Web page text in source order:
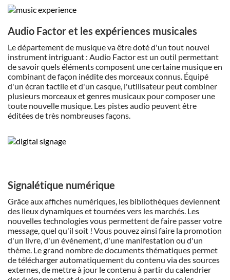
Audio Factor et les expériences musicales
Le département de musique va être doté d'un tout nouvel
instrument intriguant : Audio Factor est un outil permettant
de savoir quels éléments composent une certaine musique en
combinant de façon inédite des morceaux connus. Équipé
d'un écran tactile et d'un casque, l'utilisateur peut combiner
plusieurs morceaux et genres musicaux pour composer une
toute nouvelle musique. Les pistes audio peuvent être
éditées de très nombreuses façons.
Signalétique numérique
Grâce aux affiches numériques, les bibliothèques deviennent
des lieux dynamiques et tournées vers les marchés. Les
nouvelles technologies vous permettent de faire passer votre
message, quel qu'il soit ! Vous pouvez ainsi faire la promotion
d'un livre, d'un événement, d'une manifestation ou d'un
thème. Le grand nombre de documents thématiques permet
de télécharger automatiquement du contenu via des sources
externes, de mettre à jour le contenu à partir du calendrier